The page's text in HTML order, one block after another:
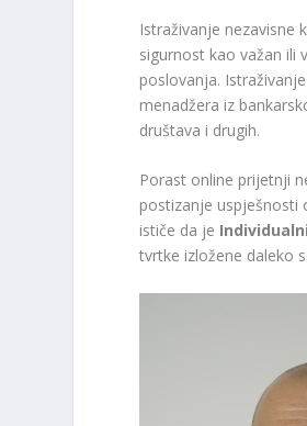
Istraživanje nezavisne
sigurnost kao važan ili
poslovanja.
menadžera iz
društava i drugih.
Porast online prijetnji
postizanje uspješnosti
ističe da je
tvrtke izložene daleko